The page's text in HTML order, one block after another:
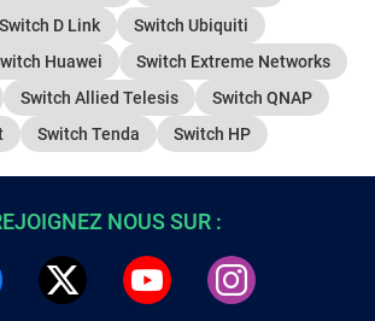
Switch D Link
Switch Ubiquiti
Huawei
Switch Extreme Networks
Switch Allied Telesis
Switch QNAP
Switch Tenda Switch HP
NOUS SUR :